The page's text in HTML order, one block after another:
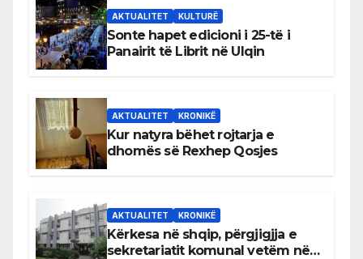
AKTUALITET KULTURË
Sonte hapet edicioni i 25-të i
Panairit të Librit në Ulqin
AKTUALITET KRONIKË
Kur natyra bëhet rojtarja e
dhomës së Rexhep Qosjes
AKTUALITET KRONIKË
Kërkesa në shqip, përgjigjja e
sekretariatit komunal vetëm në